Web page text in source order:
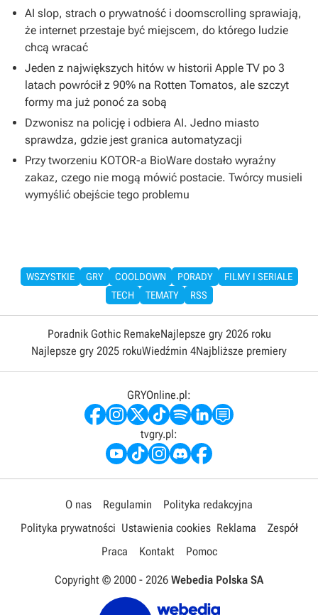
AI slop, strach o prywatność i doomscrolling sprawiają,
że internet przestaje być miejscem, do którego ludzie
chcą wracać
Jeden z największych hitów w historii Apple TV po 3
latach powrócił z 90% na Rotten Tomatos, ale szczyt
formy ma już ponoć za sobą
Dzwonisz na policję i odbiera AI. Jedno miasto
sprawdza, gdzie jest granica automatyzacji
Przy tworzeniu KOTOR-a BioWare dostało wyraźny
zakaz, czego nie mogą mówić postacie. Twórcy musieli
wymyślić obejście tego problemu
WSZYSTKIE GRY COOLDOWN PORADY
FILMY I SERIALE
TECH
TEMATY RSS
Poradnik Gothic RemakeNajlepsze gry 2026 roku
Najlepsze gry 2025 rokuWiedźmin 4Najbliższe premiery
GRYOnline.pl:
tvgry.pl:
O nas Regulamin
Polityka redakcyjna
Polityka prywatności Ustawienia cookies Reklama
Zespół
Praca
Kontakt Pomoc
Copyright © 2000 - 2026 Webedia Polska SA